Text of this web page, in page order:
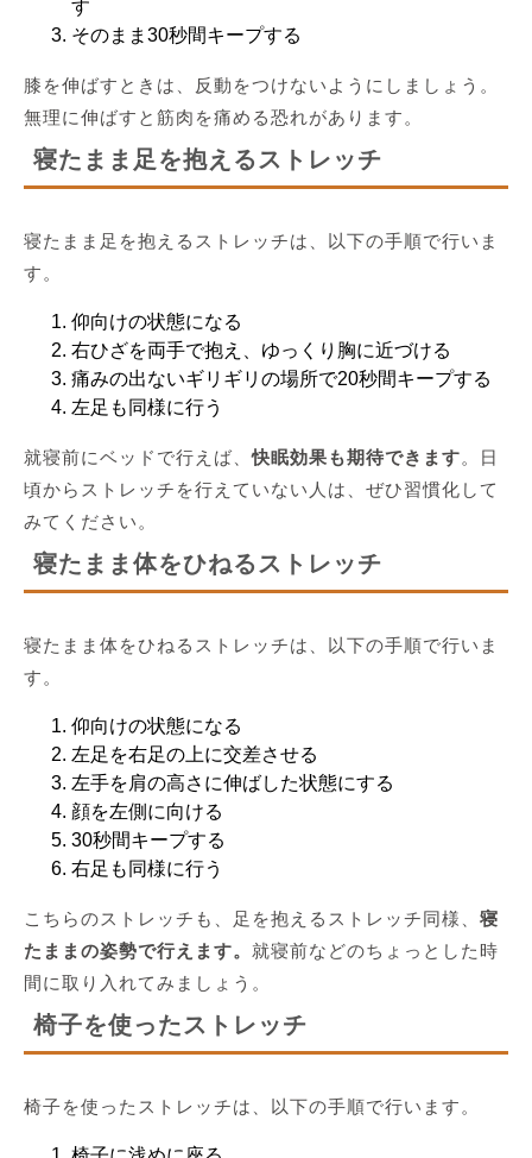
す
そのまま30秒間キープする
膝を伸ばすときは、反動をつけないようにしましょう。
無理に伸ばすと筋肉を痛める恐れがあります。
寝たまま足を抱えるストレッチ
寝たまま足を抱えるストレッチは、以下の手順で行いま
す。
仰向けの状態になる
右ひざを両手で抱え、ゆっくり胸に近づける
痛みの出ないギリギリの場所で20秒間キープする
左足も同様に行う
就寝前にベッドで行えば、快眠効果も期待できます。日
頃からストレッチを行えていない人は、ぜひ習慣化して
みてください。
寝たまま体をひねるストレッチ
寝たまま体をひねるストレッチは、以下の手順で行いま
す。
仰向けの状態になる
左足を右足の上に交差させる
左手を肩の高さに伸ばした状態にする
顔を左側に向ける
30秒間キープする
右足も同様に行う
こちらのストレッチも、足を抱えるストレッチ同様、 寝
たままの姿勢で行えます。 就寝前などのちょっとした時
間に取り入れてみましょう。
椅子を使ったストレッチ
椅子を使ったストレッチは、以下の手順で行います。